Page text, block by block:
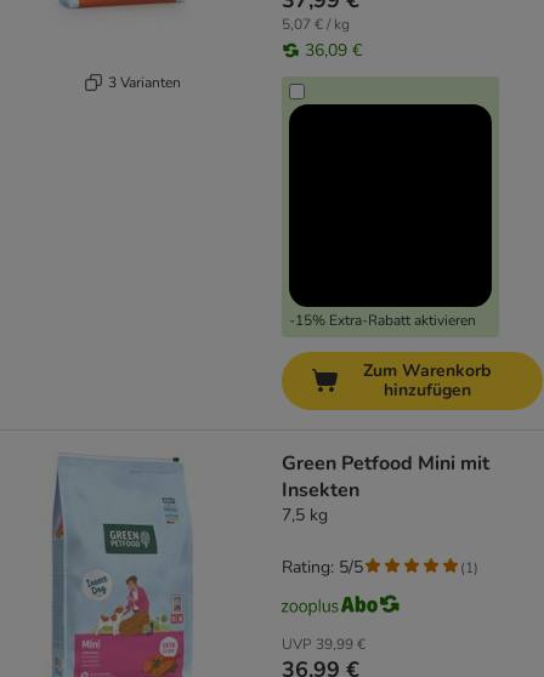
3 Varianten
5,07 € / kg
36,09 €
-15% Extra-Rabatt aktivieren
Zum Warenkorb
hinzufügen
Green Petfood Mini mit
Insekten
7,5 kg
UVP 39,99 €
36,99 €
Rating: 5/5 (1)